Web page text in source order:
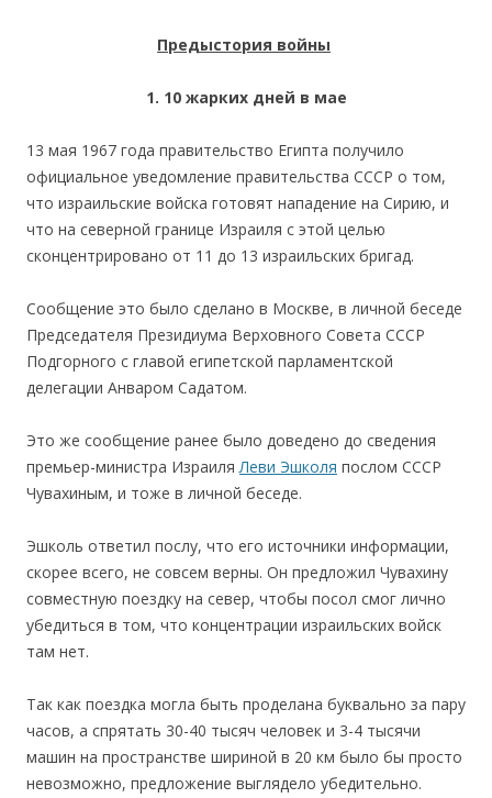
Предыстория войны
1. 10 жарких дней в мае
13 мая 1967 года правительство Египта получило
официальное уведомление правительства СССР о том,
что израильские войска готовят нападение на Сирию, и
что на северной границе Израиля с этой целью
сконцентрировано от 11 до 13 израильских бригад.
Сообщение это было сделано в Москве, в личной беседе
Председателя Президиума Верховного Совета СССР
Подгорного с главой египетской парламентской
делегации Анваром Садатом.
Этo же сообщение ранее былo доведенo до сведения
премьер-министра Израиля Леви Эшколя послом СССР
Чувахиным, и тоже в личной беседе.
Эшколь ответил послу, что его источники информации,
скорее всего, не совсем верны. Он предложил Чувахину
совместную поездку на север, чтобы посол смог лично
убедиться в том, что концентрации израильских войск
там нет.
Так как поездка могла быть проделана буквально за пару
часов, а спрятать 30-40 тысяч человек и 3-4 тысячи
машин на пространстве шириной в 20 км было бы просто
невозможно, предложение выглядело убедительнo.